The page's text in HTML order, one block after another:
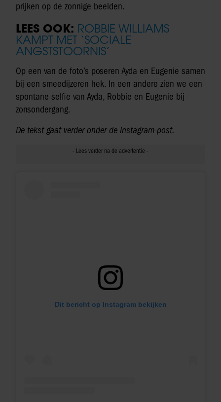
prijken op de zonnige beelden.
LEES OOK: ROBBIE WILLIAMS
KAMPT MET ‘SOCIALE
ANGSTSTOORNIS’
Op een van de foto’s poseren Ayda en Eugenie samen
bij een smeedijzeren hek. In een andere zien we een
spontane selfie van Ayda, Robbie en Eugenie bij
zonsondergang.
De tekst gaat verder onder de Instagram-post.
Dit bericht op Instagram bekijken